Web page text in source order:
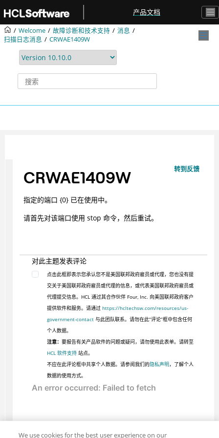
产品文档
Welcome 故障诊断和技术支持
消息
扫描日志消息
CRWAE1409W
转到反馈
CRWAE1409W
指定的端口 {0} 已在使用中。
请首先对该端口使用 stop 命令，然后重试。
对此主题发表评论
点击此框即表示您承认您不是美国联邦政府雇员或代理，您也没有提
交关于美国联邦政府雇员或代理的信息，或代表美国联邦政府雇员或
代理提交信息。HCL 通过其合作伙伴 Four, Inc. 向美国联邦政府客户
提供软件和服务。请通过 https://hcltechsw.com/resources/us-
government-contact与此团队联系。请勿在此“评论”框中包含任何
个人数据。
注意： 要报告有关产品软件的问题或疑问，请勿使用此表单。请转至
HCL 软件支持站点。
不应在此评论框中共享个人数据。请参阅我们的隐私声明，了解个人
数据的使用方式。
We use cookies for the best user experience on our